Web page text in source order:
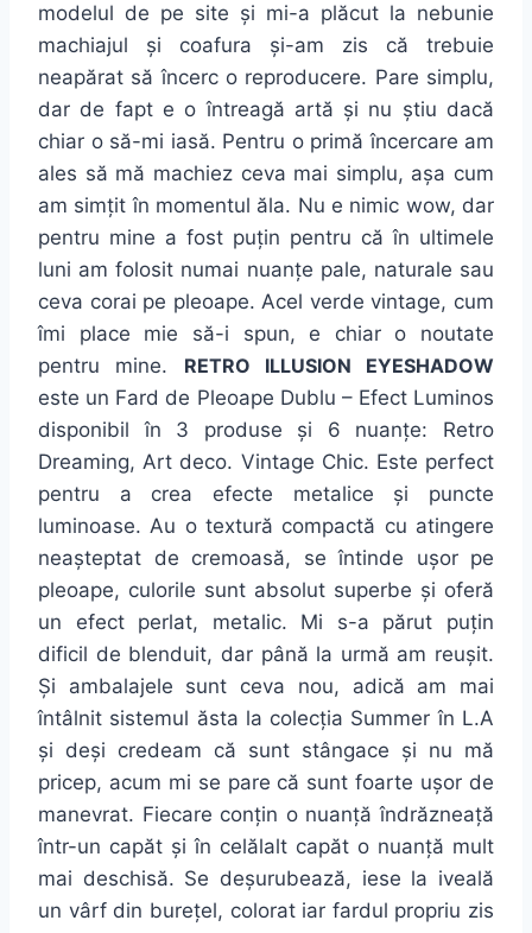
modelul de pe site și mi-a plăcut la nebunie
machiajul și coafura și-am zis că trebuie
neapărat să încerc o reproducere. Pare simplu,
dar de fapt e o întreagă artă și nu știu dacă
chiar o să-mi iasă. Pentru o primă încercare am
ales să mă machiez ceva mai simplu, așa cum
am simțit în momentul ăla. Nu e nimic wow, dar
pentru mine a fost puțin pentru că în ultimele
luni am folosit numai nuanțe pale, naturale sau
ceva corai pe pleoape. Acel verde vintage, cum
îmi place mie să-i spun, e chiar o noutate
pentru mine.
RETRO ILLUSION EYESHADOW
este un Fard de Pleoape Dublu – Efect Luminos
disponibil în 3 produse și 6 nuanțe: Retro
Dreaming, Art deco. Vintage Chic. Este perfect
pentru a crea efecte metalice și puncte
luminoase. Au o textură compactă cu atingere
neașteptat de cremoasă, se întinde ușor pe
pleoape, culorile sunt absolut superbe și oferă
un efect perlat, metalic. Mi s-a părut puțin
dificil de blenduit, dar până la urmă am reușit.
Și ambalajele sunt ceva nou, adică am mai
întâlnit sistemul ăsta la colecția Summer în L.A
și deși credeam că sunt stângace și nu mă
pricep, acum mi se pare că sunt foarte ușor de
manevrat. Fiecare conțin o nuanță îndrăzneață
într-un capăt și în celălalt capăt o nuanță mult
mai deschisă. Se deșurubează, iese la iveală
un vârf din burețel, colorat iar fardul propriu zis